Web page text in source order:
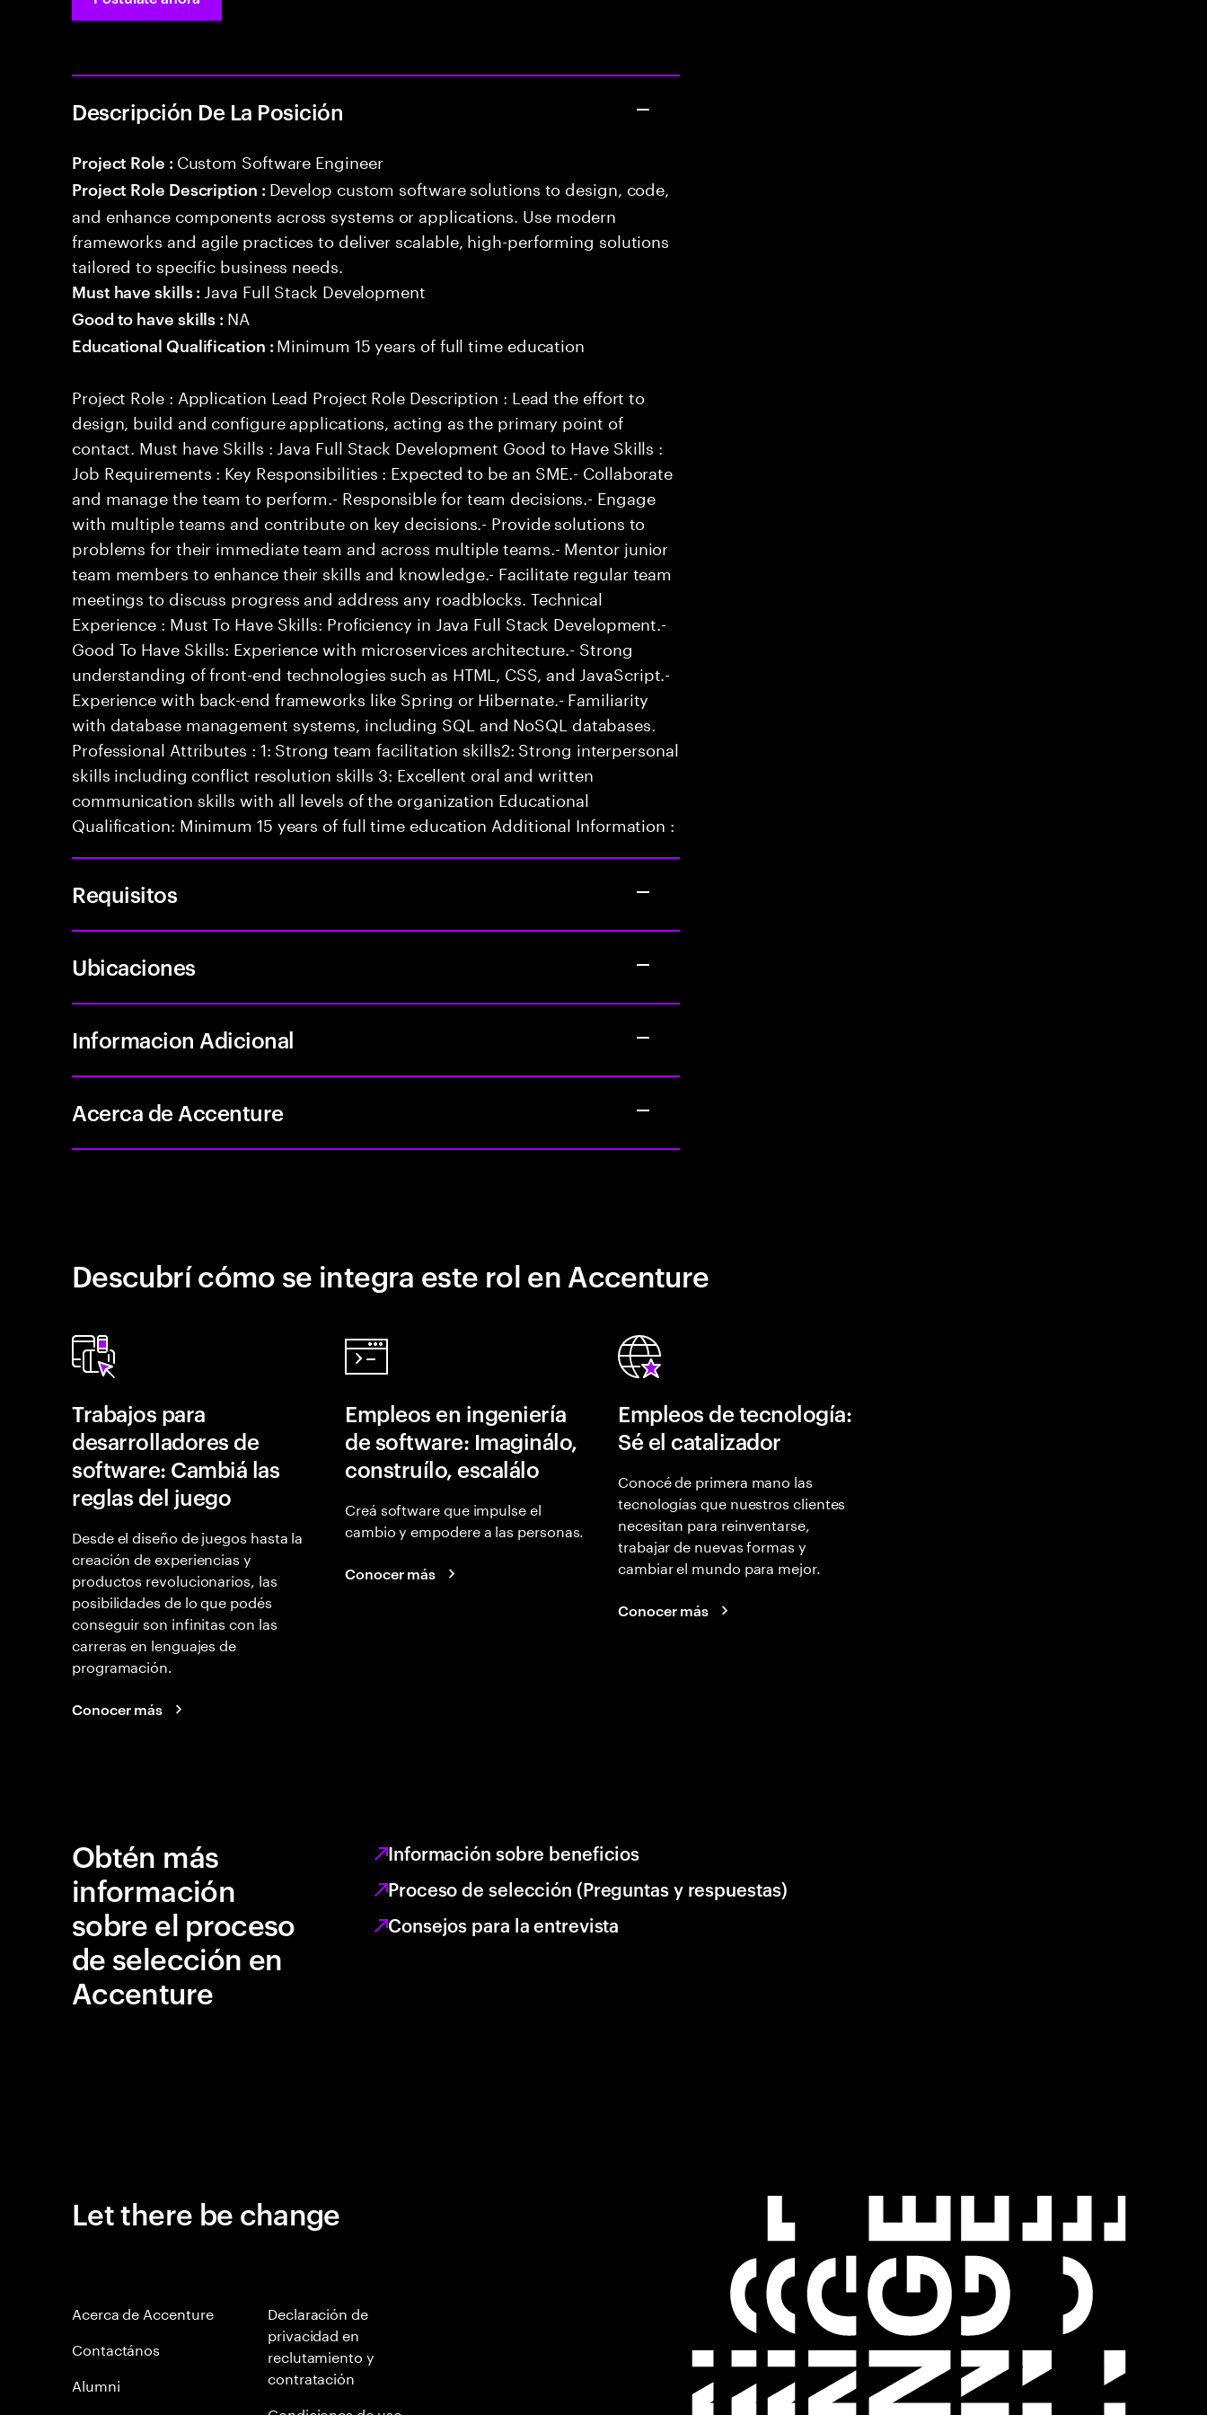
Descripción De La Posición
Project Role : Custom Software Engineer
Project Role Description : Develop custom software solutions to design, code,
and enhance components across systems or applications. Use modern
frameworks and agile practices to deliver scalable, high-performing solutions
tailored to specific business needs.
Must have skills : Java Full Stack Development
Good to have skills : NA
Educational Qualification : Minimum 15 years of full time education
Project Role : Application Lead Project Role Description : Lead the effort to
design, build and configure applications, acting as the primary point of
contact. Must have Skills : Java Full Stack Development Good to Have Skills :
Job Requirements : Key Responsibilities : Expected to be an SME.- Collaborate
and manage the team to perform.- Responsible for team decisions.- Engage
with multiple teams and contribute on key decisions.- Provide solutions to
problems for their immediate team and across multiple teams.- Mentor junior
team members to enhance their skills and knowledge.- Facilitate regular team
meetings to discuss progress and address any roadblocks. Technical
Experience : Must To Have Skills: Proficiency in Java Full Stack Development.-
Good To Have Skills: Experience with microservices architecture.- Strong
understanding of front-end technologies such as HTML, CSS, and JavaScript.-
Experience with back-end frameworks like Spring or Hibernate.- Familiarity
with database management systems, including SQL and NoSQL databases.
Professional Attributes : 1: Strong team facilitation skills2: Strong interpersonal
skills including conflict resolution skills 3: Excellent oral and written
communication skills with all levels of the organization Educational
Qualification: Minimum 15 years of full time education Additional Information :
Requisitos
Ubicaciones
Informacion Adicional
Acerca de Accenture
Descubrí cómo se integra este rol en Accenture
Trabajos para
desarrolladores de
software: Cambiá las
reglas del juego
Desde el diseño de juegos hasta la
creación de experiencias y
productos revolucionarios, las
posibilidades de lo que podés
conseguir son infinitas con las
carreras en lenguajes de
programación.
Conocer más
Empleos en ingeniería
de software: Imaginálo,
construílo, escalálo
Creá software que impulse el
cambio y empodere a las personas.
Conocer más
Empleos de tecnología:
Sé el catalizador
Conocé de primera mano las
tecnologías que nuestros clientes
necesitan para reinventarse,
trabajar de nuevas formas y
cambiar el mundo para mejor.
Conocer más
Obtén más
información
sobre el proceso
de selección en
Accenture
Información sobre beneficios
Proceso de selección (Preguntas y respuestas)
Consejos para la entrevista
Let there be change
Acerca de Accenture
Contactános
Alumni
Declaración de
privacidad en
reclutamiento y
contratación